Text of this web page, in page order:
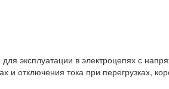
для эксплуатации в электроцепях с
и отключения тока при перегрузках,